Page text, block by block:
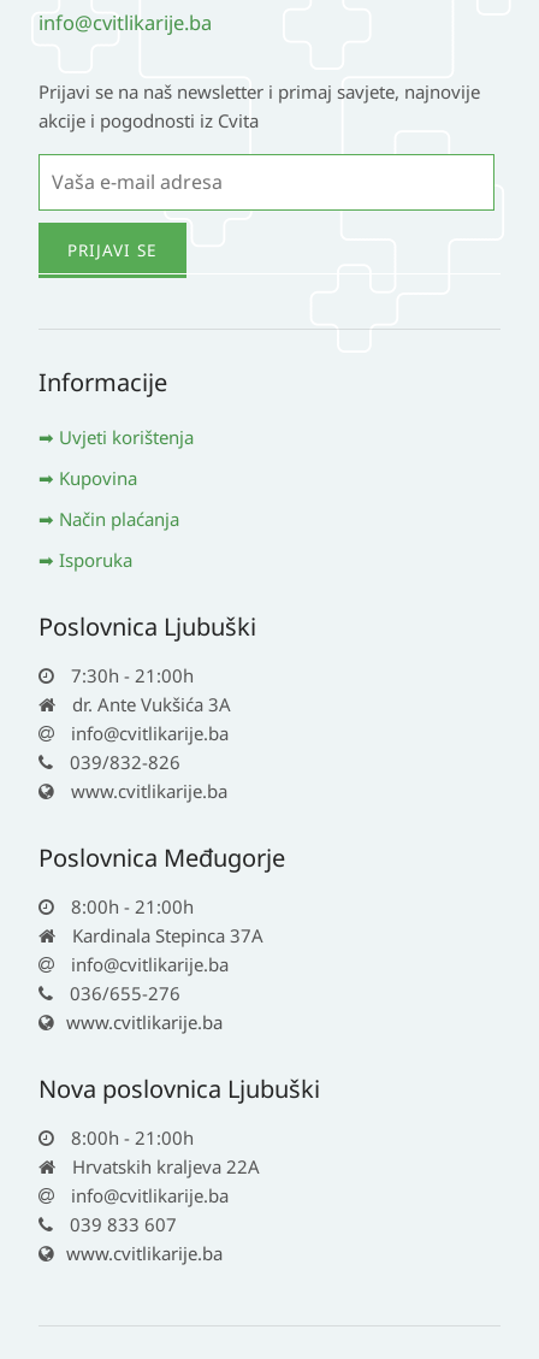
info@cvitlikarije.ba
Prijavi se na naš newsletter i primaj savjete, najnovije
akcije i pogodnosti iz Cvita
Informacije
Uvjeti korištenja
Kupovina
Način plaćanja
Isporuka
Poslovnica Ljubuški
7:30h - 21:00h
dr. Ante Vukšića 3A
info@cvitlikarije.ba
039/832-826
www.cvitlikarije.ba
Poslovnica Međugorje
8:00h - 21:00h
Kardinala Stepinca 37A
info@cvitlikarije.ba
036/655-276
www.cvitlikarije.ba
Nova poslovnica Ljubuški
8:00h - 21:00h
Hrvatskih kraljeva 22A
info@cvitlikarije.ba
039 833 607
www.cvitlikarije.ba